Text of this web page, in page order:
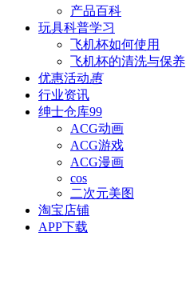
产品百科
玩具科普学习
飞机杯如何使用
飞机杯的清洗与保养
优惠活动惠
行业资讯
绅士仓库99
ACG动画
ACG游戏
ACG漫画
cos
二次元美图
淘宝店铺
APP下载